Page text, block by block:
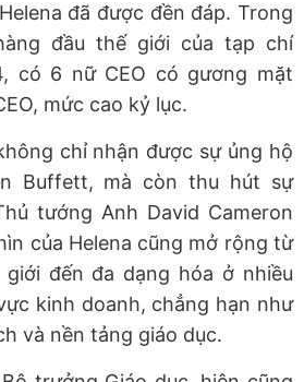
đã được đền đáp. Trong
đầu thế giới của tạp chí
có 6 nữ CEO có gương mặt
mức cao kỷ lục.
chỉ nhận được sự ủng hộ
Buffett, mà còn thu hút sự
tướng Anh David Cameron
của Helena cũng mở rộng từ
đến đa dạng hóa ở nhiều
kinh doanh, chẳng hạn như
và nền tảng giáo dục.